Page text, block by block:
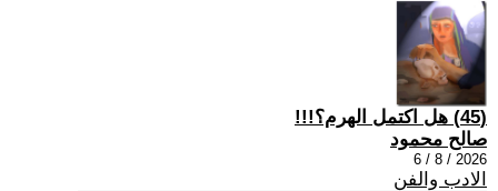
(45) هل اكتمل الهرم؟!!!
صالح محمود
2026 / 8 / 6
الادب والفن